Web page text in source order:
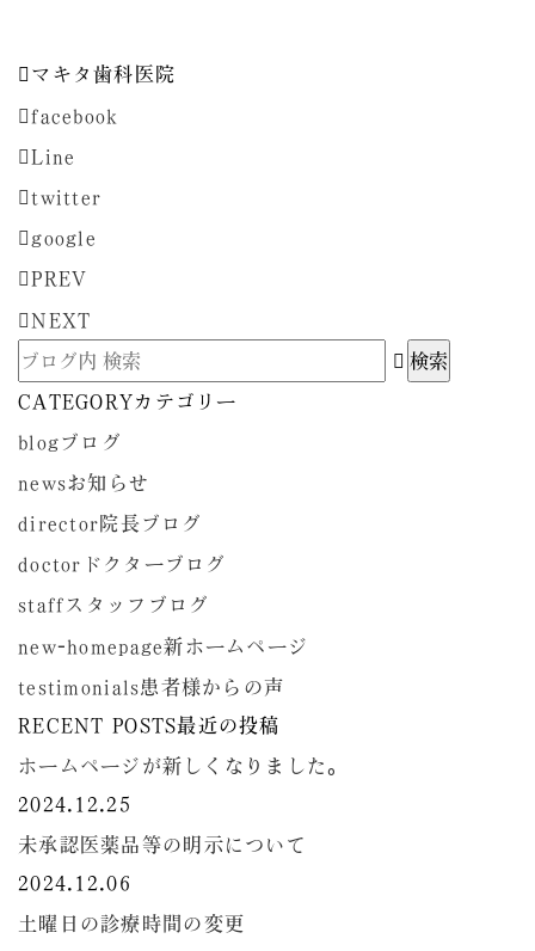
マキタ歯科医院
facebook
Line
twitter
google
PREV
NEXT
CATEGORYカテゴリー
blogブログ
newsお知らせ
director 院長ブログ
doctor ドクターブログ
staff スタッフブログ
new-homepage新ホームページ
testimonials患者様からの声
RECENT POSTS最近の投稿
ホームページが新しくなりました。
2024.12.25
未承認医薬品等の明示について
2024.12.06
土曜日の診療時間の変更